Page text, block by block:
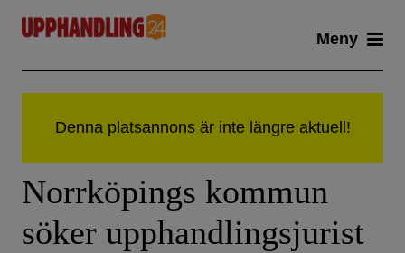
content
Meny
Norrköpings kommun
söker upphandlingsjurist